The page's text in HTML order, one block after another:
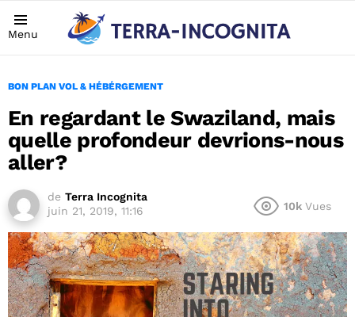
Menu
BON PLAN VOL & HÉBÉRGEMENT
En regardant le Swaziland, mais
quelle profondeur devrions-nous
aller?
de Terra Incognita
juin 21, 2019, 11:16
10k Vues